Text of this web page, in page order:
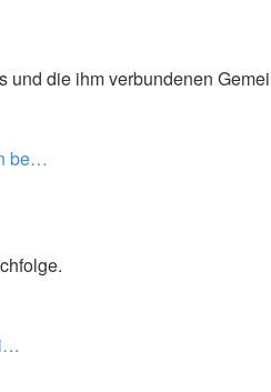
die ihm verbundenen
be…
i…